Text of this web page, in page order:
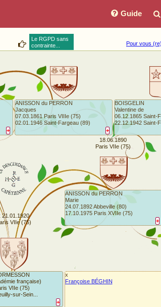
Guide
Le RGPD sans
contrainte...
Pour vous
+
française)
VIIe (75)
sur-Sein...
+
ANISSON du PERRON
Marie
24.07.1892 Abbeville (80)
17.10.1975 Paris XVIIe (75)
+ +
ANISSON du PERRON
Jacques
07.03.1861 Paris VIIIe (75)
02.01.1946 Saint-Fargeau (89)
BOISGELIN
Valentine de
06.12.1865 Saint-
22.12.1942 Saint-
21.01.1920
VIIe (75)
18.06.1890
Paris VIIe (75)
x
Françoise BÉGHIN